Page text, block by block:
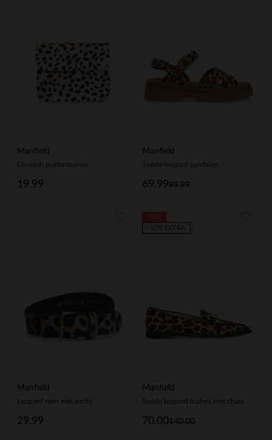
Manfield
Cheetah portemonnee
19.99
Manfield
Suède leopard sandalen
99.99
69.99
Manfield
Leopard riem met vacht
29.99
Manfield
Suède leopard loafers met chain
140.00
70.00
-10% EXTRA